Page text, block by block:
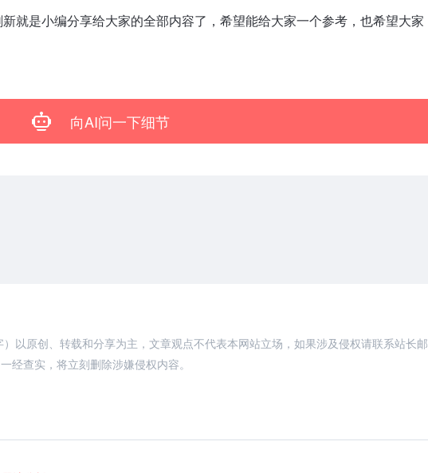
就是小编分享给大家的全部内容了，希望能给大家一个参考，也希望大家
向AI问一下细节
以原创、转载和分享为主，文章观点不代表本网站立场，如果涉及侵权请联系站长邮
经查实，将立刻删除涉嫌侵权内容。